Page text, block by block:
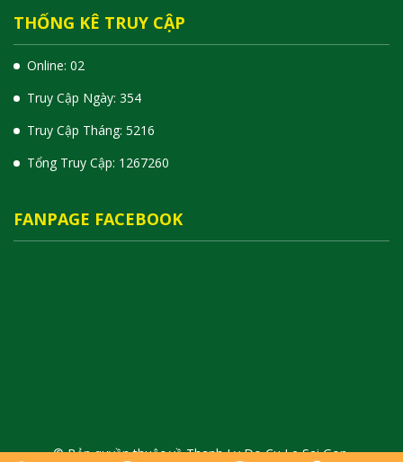
THỐNG KÊ TRUY CẬP
Online: 02
Truy Cập Ngày: 354
Truy Cập Tháng: 5216
Tổng Truy Cập: 1 267260
FANPAGE FACEBOOK
© Bản quyền thuộc về Thanh Ly Do Cu Le Sai Gon.